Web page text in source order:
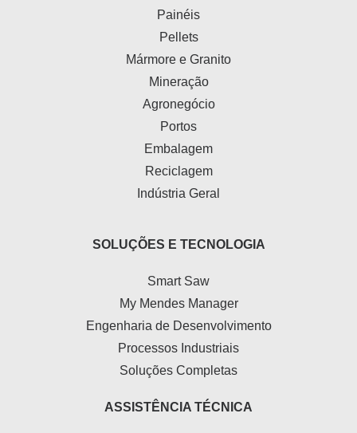
Painéis
Pellets
Mármore e Granito
Mineração
Agronegócio
Portos
Embalagem
Reciclagem
Indústria Geral
SOLUÇÕES E TECNOLOGIA
Smart Saw
My Mendes Manager
Engenharia de Desenvolvimento
Processos Industriais
Soluções Completas
ASSISTÊNCIA TÉCNICA